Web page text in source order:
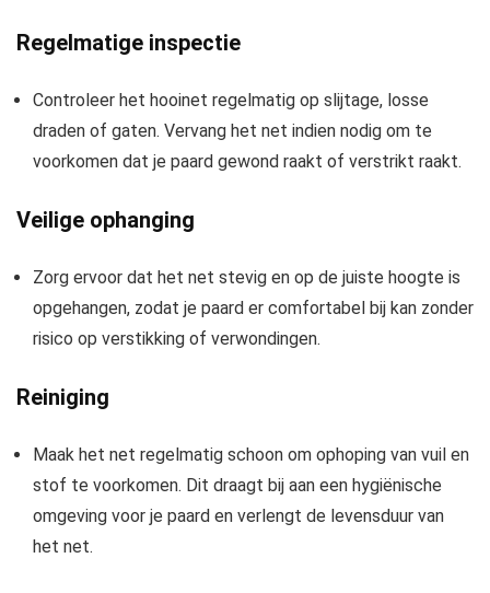
Regelmatige inspectie
Controleer het hooinet regelmatig op slijtage, losse
draden of gaten. Vervang het net indien nodig om te
voorkomen dat je paard gewond raakt of verstrikt raakt.
Veilige ophanging
Zorg ervoor dat het net stevig en op de juiste hoogte is
opgehangen, zodat je paard er comfortabel bij kan zonder
risico op verstikking of verwondingen.
Reiniging
Maak het net regelmatig schoon om ophoping van vuil en
stof te voorkomen. Dit draagt bij aan een hygiënische
omgeving voor je paard en verlengt de levensduur van
het net.